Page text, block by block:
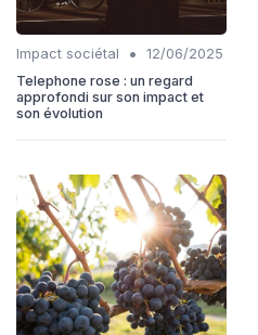
Impact sociétal •
12/06/2025
Telephone rose : un regard
approfondi sur son impact et
son évolution